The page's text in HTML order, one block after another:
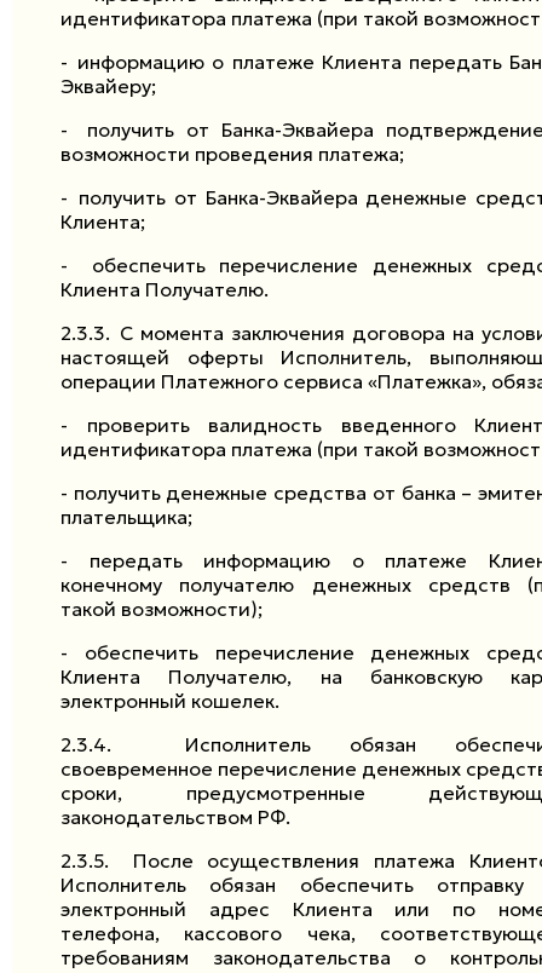
идентификатора платежа (при такой
- информацию о платеже Клиента передать
Эквайеру;
-
получить от Банка-Эквайера
возможности проведения платежа;
- получить от Банка-Эквайера денежные
Клиента;
-
обеспечить перечисление денежных
Клиента Получателю.
2.3.3. С момента заключения договора на
настоящей оферты Исполнитель,
операции Платежного сервиса «Платежка»,
- проверить валидность введенного
идентификатора платежа (при такой
- получить денежные средства от банка –
плательщика;
- передать информацию о платеже
конечному получателю денежных средств
такой возможности);
- обеспечить перечисление денежных
Клиента Получателю, на банковскую
электронный кошелек.
2.3.4.
Исполнитель обязан
своевременное перечисление денежных
сроки, предусмотренные
законодательством РФ.
2.3.5.
После осуществления платежа
Исполнитель обязан обеспечить отправку
электронный адрес Клиента или по
телефона, кассового чека,
требованиям законодательства о